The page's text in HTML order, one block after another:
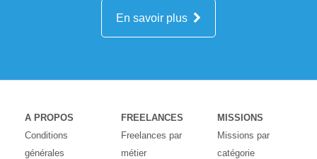
En savoir plus
A PROPOS
Conditions
générales
FREELANCES
Freelances par
métier
MISSIONS
Missions par
catégorie